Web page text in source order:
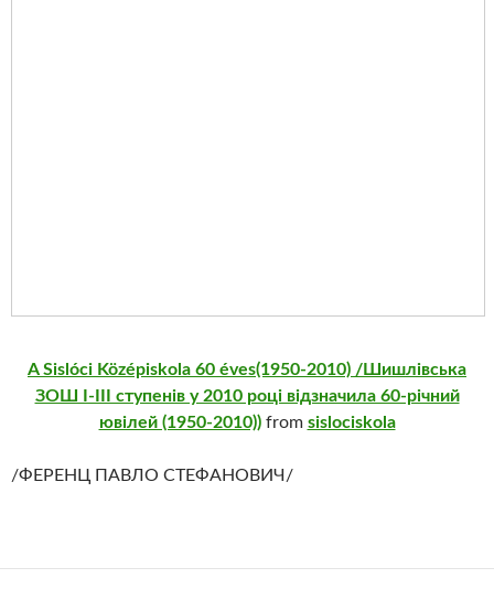
A Sislóci Középiskola 60 éves(1950-2010) /Шишлівська
ЗОШ І-ІІІ ступенів у 2010 році відзначила 60-річний
ювілей (1950-2010))from sislociskola
/ФЕРЕНЦ ПАВЛО СТЕФАНОВИЧ/